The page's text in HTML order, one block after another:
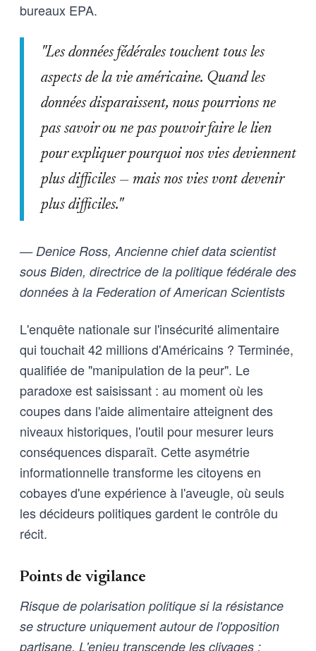
bureaux EPA.
"Les données fédérales touchent tous les
aspects de la vie américaine. Quand les
données disparaissent, nous pourrions ne
pas savoir ou ne pas pouvoir faire le lien
pour expliquer pourquoi nos vies deviennent
plus difficiles — mais nos vies vont devenir
plus difficiles."
— Denice Ross, Ancienne chief data scientist
sous Biden, directrice de la politique fédérale des
données à la Federation of American Scientists
L'enquête nationale sur l'insécurité alimentaire
qui touchait 42 millions d'Américains ? Terminée,
qualifiée de "manipulation de la peur". Le
paradoxe est saisissant : au moment où les
coupes dans l'aide alimentaire atteignent des
niveaux historiques, l'outil pour mesurer leurs
conséquences disparaît. Cette asymétrie
informationnelle transforme les citoyens en
cobayes d'une expérience à l'aveugle, où seuls
les décideurs politiques gardent le contrôle du
récit.
Points de vigilance
Risque de polarisation politique si la résistance
se structure uniquement autour de l'opposition
partisane. L'enjeu transcende les clivages :